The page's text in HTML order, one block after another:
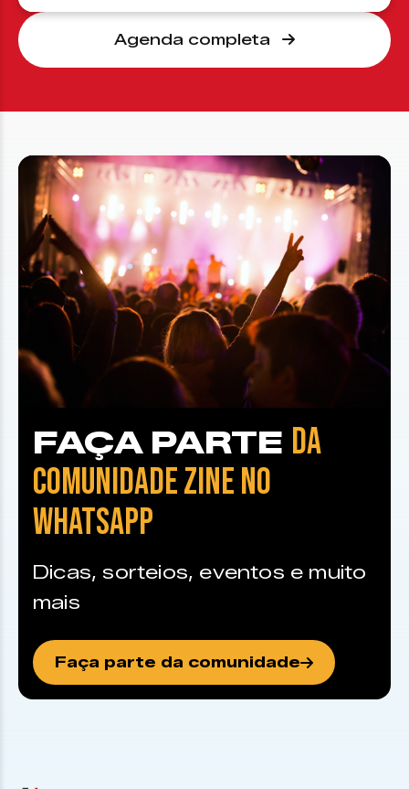
Agenda completa
FAÇA PARTE DA
COMUNIDADE ZINE NO
WHATSAPP
Dicas, sorteios, eventos e muito
mais
Faça parte da comunidade